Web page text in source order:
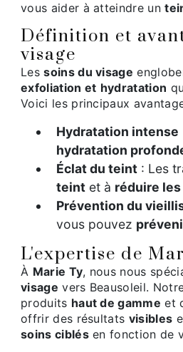
vous aider à atteindre un
Définition et
visage
Lessoins du visage
exfoliation et hydratation
Voici les principaux
Hydratation intense
hydratation
Éclat du teint : Les
teint et à réduire
Prévention du
vous pouvez
L'expertise de
Marie Ty, nous nous
visage vers Beausoleil.
produits haut de gamme et
offrir des résultats visibles
soins ciblésen fonction de